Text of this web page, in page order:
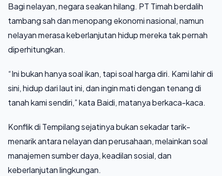
Bagi nelayan, negara seakan hilang. PT Timah berdalih
tambang sah dan menopang ekonomi nasional, namun
nelayan merasa keberlanjutan hidup mereka tak pernah
diperhitungkan.
“Ini bukan hanya soal ikan, tapi soal harga diri. Kami lahir di
sini, hidup dari laut ini, dan ingin mati dengan tenang di
tanah kami sendiri,” kata Baidi, matanya berkaca-kaca.
Konflik di Tempilang sejatinya bukan sekadar tarik-
menarik antara nelayan dan perusahaan, melainkan soal
manajemen sumber daya, keadilan sosial, dan
keberlanjutan lingkungan.